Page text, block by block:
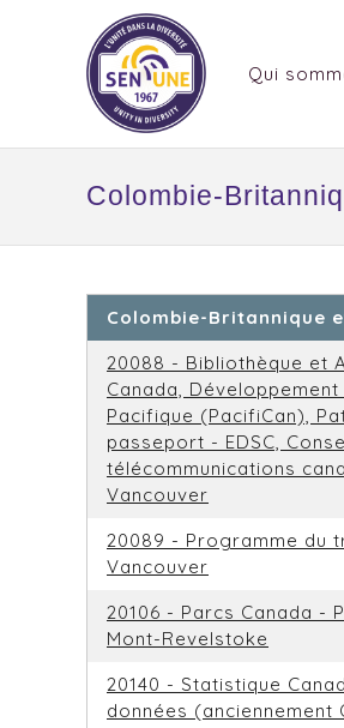
Qui
Colombie-
Colombie-Britannique
20088 - Bibliothèque et
Canada,
Pacifique (PacifiCan),
passeport - EDSC,
télécommunications
Vancouver
20089 - Programme du
Vancouver
20106 - Parcs Canada -
Mont-Revelstoke
20140 - Statistique
données (anciennement